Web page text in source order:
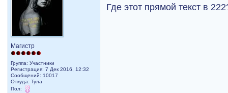
Магистр
Группа: Участники
Регистрация: 7 Дек 2016, 12:32
Сообщений: 10017
Откуда: Тула
Пол:
Где этот прямой текст в